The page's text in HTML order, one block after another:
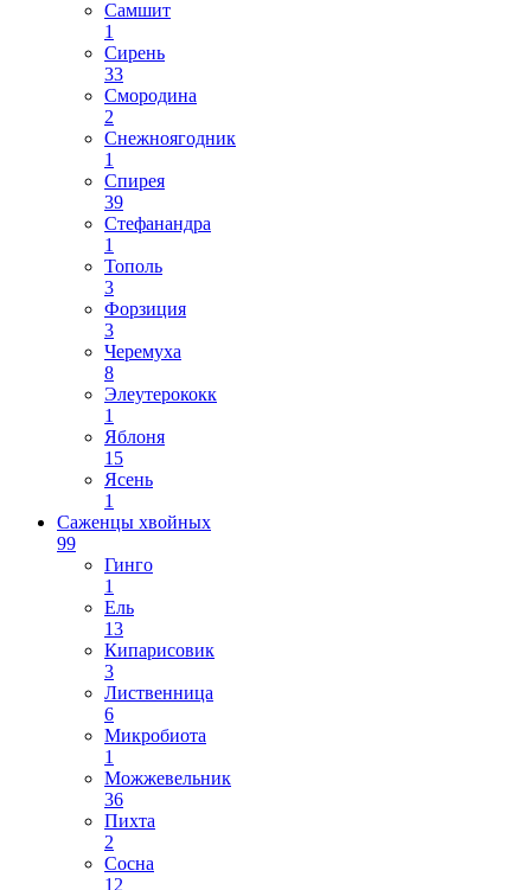
Самшит
1
Сирень
33
Смородина
2
Снежноягодник
1
Спирея
39
Стефанандра
1
Тополь
3
Форзиция
3
Черемуха
8
Элеутерококк
1
Яблоня
15
Ясень
1
Саженцы хвойных
99
Гинго
1
Ель
13
Кипарисовик
3
Лиственница
6
Микробиота
1
Можжевельник
36
Пихта
2
Сосна
12